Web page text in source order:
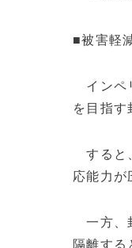
■被害軽
インペ
を目指す
すると
応能力が
一方、
隔離する